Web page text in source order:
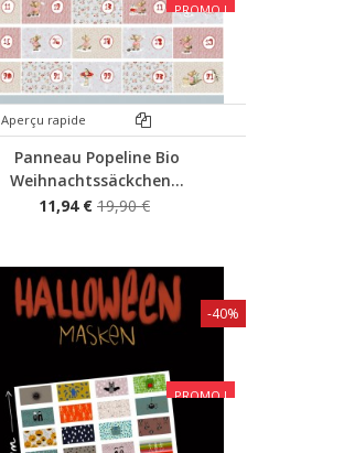
PROMO !
Aperçu rapide
Panneau Popeline Bio
Weihnachtssäckchen...
11,94 € 19,90 €
PROMO !
-40%